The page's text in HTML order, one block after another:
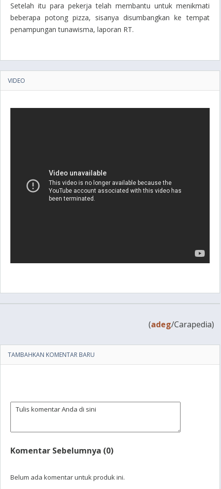
Setelah itu para pekerja telah membantu untuk menikmati
beberapa potong pizza, sisanya disumbangkan ke tempat
penampungan tunawisma, laporan RT.
VIDEO
(adeg/Carapedia)
TAMBAHKAN KOMENTAR BARU
Komentar Sebelumnya (0)
Belum ada komentar untuk produk ini.